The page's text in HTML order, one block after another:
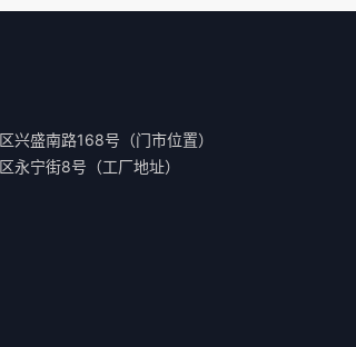
兴盛南路168号（门市位置）
永宁街8号（工厂地址）